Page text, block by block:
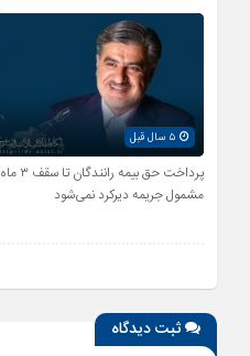
۵ سال قبل
پرداخت حق بیمه رانندگان تا سقف ۳ ماه
مشمول جریمه دیرکرد نمی‌شود
ثبت دیدگاه